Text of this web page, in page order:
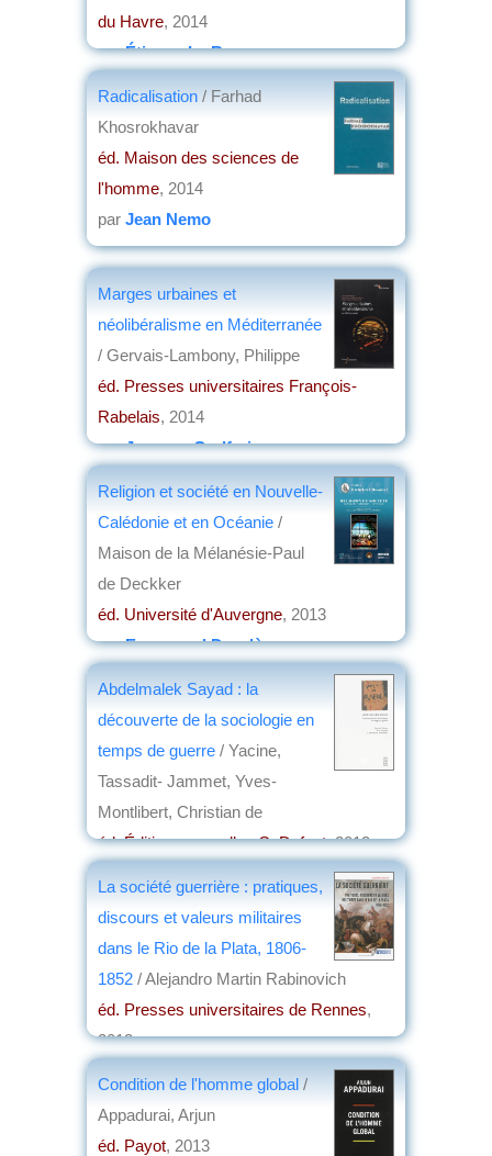
du Havre, 2014
parÉtienne Le Roy
Radicalisation / Farhad
Khosrokhavar
éd. Maison des sciences de
l'homme, 2014
par Jean Nemo
Marges urbaines et
néolibéralisme en Méditerranée
/ Gervais-Lambony, Philippe
éd. Presses universitaires François-
Rabelais, 2014
parJacques Godfrain
Religion et société en Nouvelle-
Calédonie et en Océanie /
Maison de la Mélanésie-Paul
de Deckker
éd. Université d'Auvergne, 2013
parEmmanuel Desclèves
Abdelmalek Sayad : la
découverte de la sociologie en
temps de guerre / Yacine,
Tassadit- Jammet, Yves-
Montlibert, Christian de
éd. Éditions nouvelles C. Defaut, 2013
La société guerrière : pratiques,
discours et valeurs militaires
dans le Rio de la Plata, 1806-
1852 / Alejandro Martin Rabinovich
éd. Presses universitaires de Rennes,
2013
Condition de l'homme global /
Appadurai, Arjun
éd. Payot, 2013